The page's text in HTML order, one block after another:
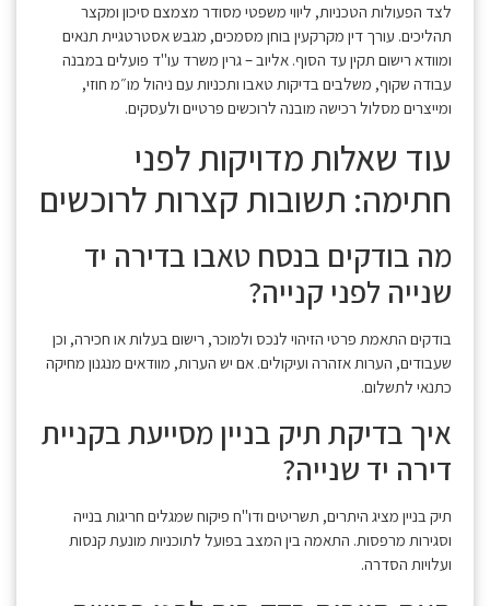
לצד הפעולות הטכניות, ליווי משפטי מסודר מצמצם סיכון ומקצר
תהליכים. עורך דין מקרקעין בוחן מסמכים, מגבש אסטרטגיית תנאים
ומוודא רישום תקין עד הסוף. אליוב – גרין משרד עו"ד פועלים במבנה
עבודה שקוף, משלבים בדיקות טאבו ותכניות עם ניהול מו״מ חוזי,
ומייצרים מסלול רכישה מובנה לרוכשים פרטיים ולעסקים.
עוד שאלות מדויקות לפני
חתימה: תשובות קצרות לרוכשים
מה בודקים בנסח טאבו בדירה יד
שנייה לפני קנייה?
בודקים התאמת פרטי הזיהוי לנכס ולמוכר, רישום בעלות או חכירה, וכן
שעבודים, הערות אזהרה ועיקולים. אם יש הערות, מוודאים מנגנון מחיקה
כתנאי לתשלום.
איך בדיקת תיק בניין מסייעת בקניית
דירה יד שנייה?
תיק בניין מציג היתרים, תשריטים ודו"ח פיקוח שמגלים חריגות בנייה
וסגירות מרפסות. התאמה בין המצב בפועל לתוכניות מונעת קנסות
ועלויות הסדרה.